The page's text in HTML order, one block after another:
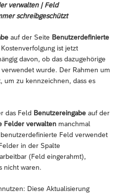
verwalten | Feld
schreibgeschützt
auf der Seite Benutzerdefinierte
ist jetzt
davon, ob das dazugehörige
wurde. Der Rahmen um
um zu kennzeichnen, dass es
das Feld Benutzereingabe auf der
Felder verwalten manchmal
Feld verwendet
in der Spalte
(Feld eingerahmt),
nicht waren.
Diese Aktualisierung